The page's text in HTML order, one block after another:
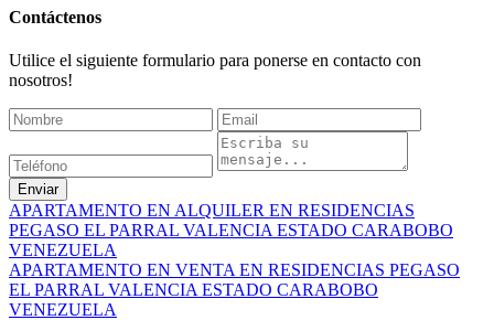
Contáctenos
Utilice el siguiente formulario para ponerse en contacto con
nosotros!
Enviar
APARTAMENTO EN ALQUILER EN RESIDENCIAS
PEGASO EL PARRAL VALENCIA ESTADO CARABOBO
VENEZUELA
APARTAMENTO EN VENTA EN RESIDENCIAS PEGASO
EL PARRAL VALENCIA ESTADO CARABOBO
VENEZUELA